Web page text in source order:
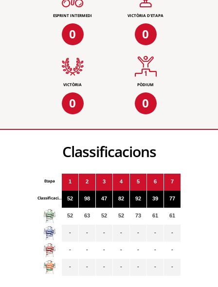
ESPRINT INTERMEDI
0
VICTÒRIA D'ETAPA
0
VICTÒRIA
0
PÒDIUM
0
Classificacions
Etapa
Classificacions
1
52
52
-
-
-
2
98
63
-
-
-
3
47
52
-
-
-
4
82
52
-
-
-
5
92
73
-
-
-
6
39
61
-
-
-
7
77
61
-
-
-